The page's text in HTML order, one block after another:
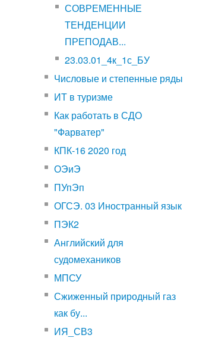
СОВРЕМЕННЫЕ
ТЕНДЕНЦИИ
ПРЕПОДАВ...
23.03.01_4к_1с_БУ
Числовые и степенные ряды
ИТ в туризме
Как работать в СДО
"Фарватер"
КПК-16 2020 год
ОЭиЭ
ПУпЭп
ОГСЭ. 03 Иностранный язык
ПЭК2
Английский для
судомехаников
МПСУ
Сжиженный природный газ
как бу...
ИЯ_СВ3